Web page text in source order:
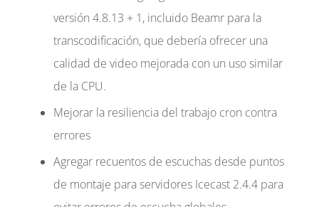
versión 4.8.13 + 1, incluido Beamr para la
transcodificación, que debería ofrecer una
calidad de video mejorada con un uso similar
de la CPU.
Mejorar la resiliencia del trabajo cron contra
errores
Agregar recuentos de escuchas desde puntos
de montaje para servidores Icecast 2.4.4 para